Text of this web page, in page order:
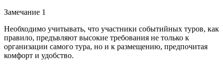
Замечание 1
Необходимо учитывать, что участники событийных туров, как
правило, предъвляют высокие требования не только к
организации самого тура, но и к размещению, предпочитая
комфорт и удобство.